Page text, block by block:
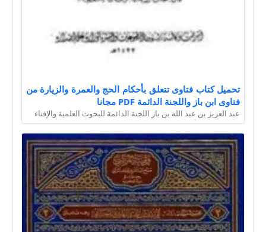
تحميل كتاب فتاوى تتعلق بأحكام الحج والعمرة والزيارة من
فتاوى ابن باز واللجنة الدائمة PDF مجانا
عبد العزيز بن عبد الله بن باز اللجنة الدائمة للبحوث العلمية والإفتاء